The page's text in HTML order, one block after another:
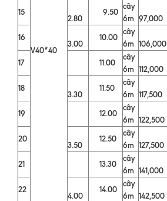
V40*40
15
2.80
9.50
cây
6m 97,000
16
3.00
10.00
cây
6m 106,000
17
11.00
cây
6m 112,000
18
3.30
11.50
cây
6m 117,500
19
12.00
cây
6m 122,500
20
3.50
12.50
cây
6m 127,500
21
13.30
cây
6m 141,000
22
4.00
14.00
cây
6m 142,500